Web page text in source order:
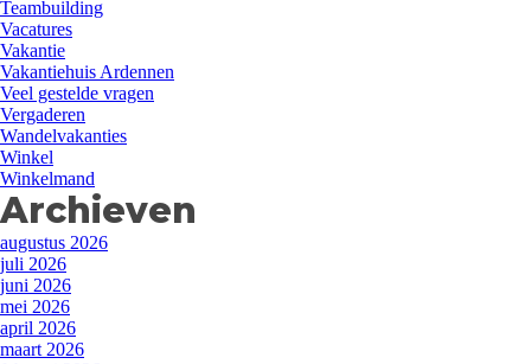
Teambuilding
Vacatures
Vakantie
Vakantiehuis Ardennen
Veel gestelde vragen
Vergaderen
Wandelvakanties
Winkel
Winkelmand
Archieven
augustus 2026
juli 2026
juni 2026
mei 2026
april 2026
maart 2026